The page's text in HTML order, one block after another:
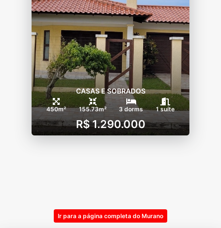
CASAS E SOBRADOS
450m² 155.73m² 3 dorms 1 suíte
R$ 1.290.000
Ir para a página completa do Murano